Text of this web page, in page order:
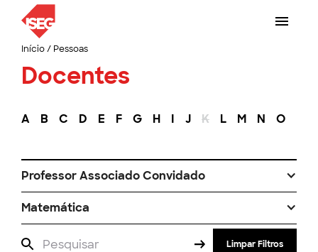
Início/ Pessoas
Docentes
A B C D E F G H I J K L M N O
Professor Associado Convidado
Matemática
Limpar Filtros